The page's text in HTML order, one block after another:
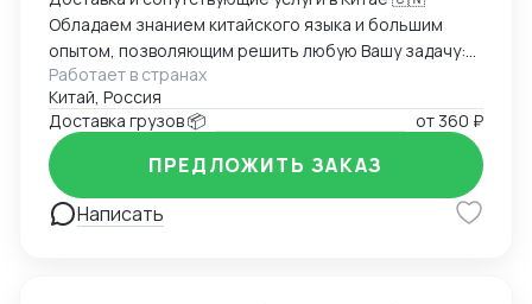
Обладаем знанием китайского языка и большим
опытом, позволяющим решить любую Вашу задачу:
доставка, оплата, инспекция на фабрики и прочее,
работаем по договору
Работает в странах
Китай, Россия
Доставка грузов 📦
от 360 ₽
Написать
ПРЕДЛОЖИТЬ ЗАКАЗ